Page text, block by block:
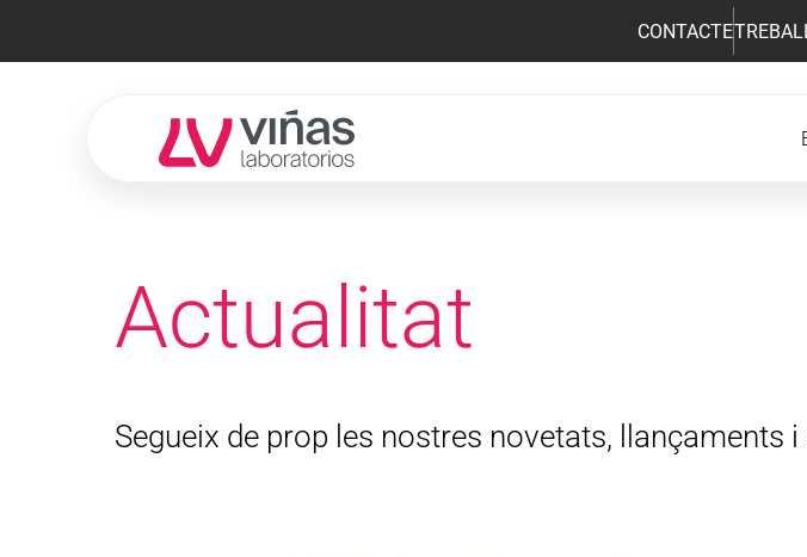
CONTACTE
Laboratorios Viñas
Actualitat
Segueix de prop les nostres novetats, llançaments